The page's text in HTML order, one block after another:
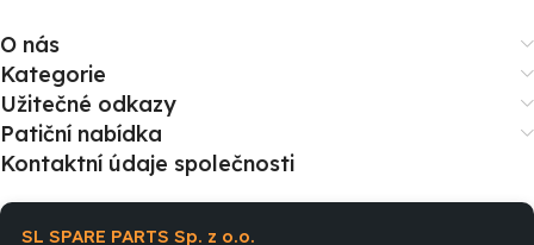
O nás
Kategorie
Užitečné odkazy
Patiční nabídka
Kontaktní údaje společnosti
SL SPARE PARTS Sp. z o.o.